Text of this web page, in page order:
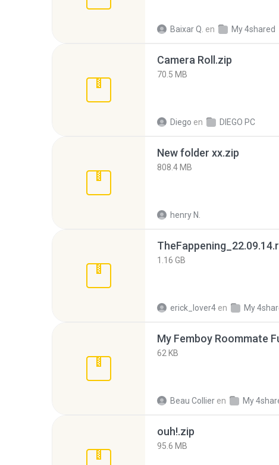
Baixar Q. en My 4shared
Camera Roll.zip
70.5 MB
Diego en DIEGO PC
New folder xx.zip
808.4 MB
henry N.
1.16 GB
erick_lover4 en My
My Femboy Roommate
62 KB
Beau Collier en My
ouh!.zip
95.6 MB